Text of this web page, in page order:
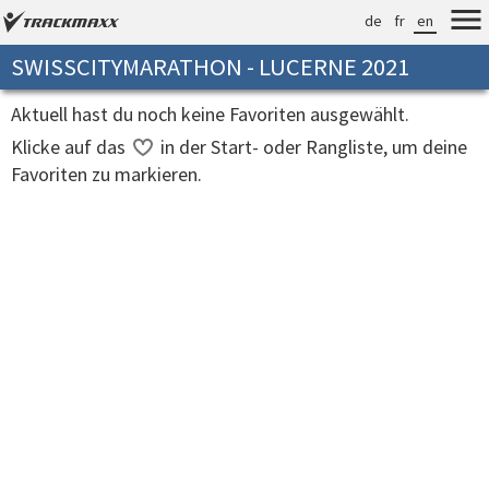
de fr en
SWISSCITYMARATHON - LUCERNE 2021
Aktuell hast du noch keine Favoriten ausgewählt.
Klicke auf das
in der Start- oder Rangliste, um deine
Favoriten zu markieren.